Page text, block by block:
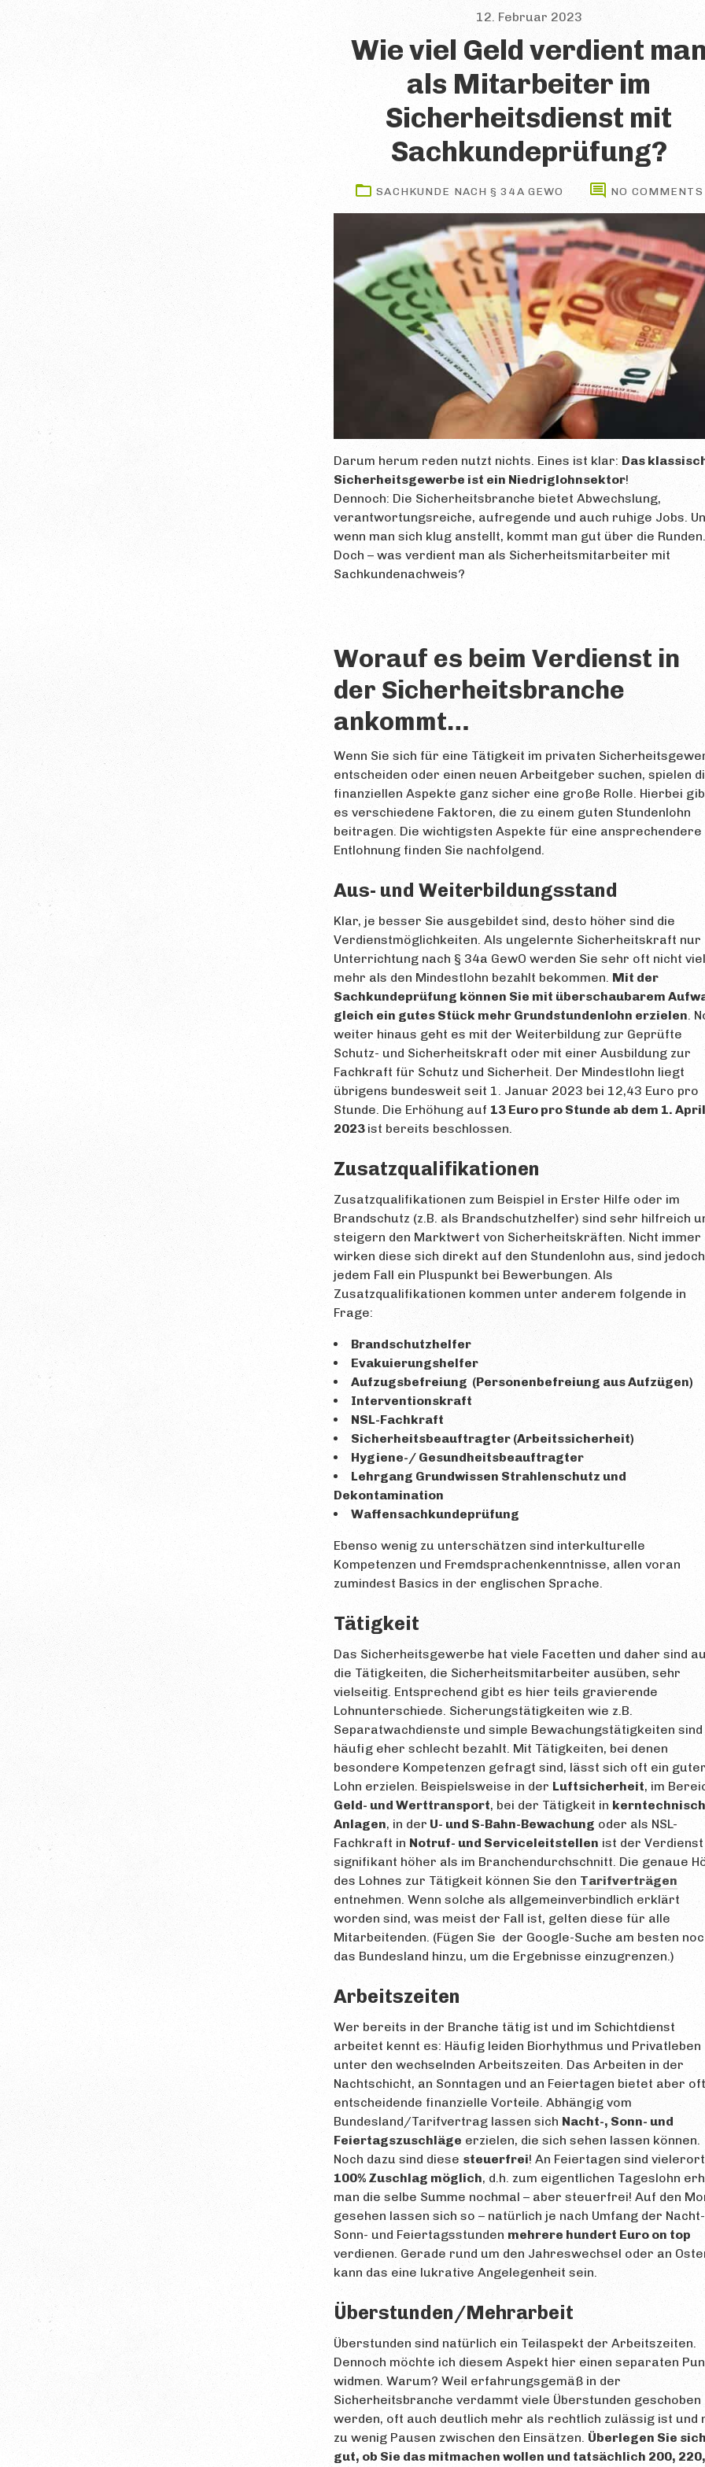
12. Februar 2023
Wie viel Geld verdient
als Mitarbeiter im
Sicherheitsdienst mit
Sachkundeprüfung?
SACHKUNDE NACH § 34A GEWO NO COMMENTS
Darum herum reden nutzt nichts. Eines ist klar: Das
Sicherheitsgewerbe ist ein Niedriglohnsektor!
Dennoch: Die Sicherheitsbranche bietet Abwechslung,
verantwortungsreiche, aufregende und auch ruhige Jobs.
wenn man sich klug anstellt, kommt man gut über die Runden.
Doch – was verdient man als Sicherheitsmitarbeiter mit
Sachkundenachweis?
Worauf es beim Verdienst in
der Sicherheitsbranche
ankommt…
Wenn Sie sich für eine Tätigkeit im privaten
entscheiden oder einen neuen Arbeitgeber suchen, spielen
finanziellen Aspekte ganz sicher eine große Rolle. Hierbei
es verschiedene Faktoren, die zu einem guten Stundenlohn
beitragen. Die wichtigsten Aspekte für eine ansprechendere
Entlohnung finden Sie nachfolgend.
Aus- und Weiterbildungsstand
Klar, je besser Sie ausgebildet sind, desto höher sind die
Verdienstmöglichkeiten. Als ungelernte Sicherheitskraft nur
Unterrichtung nach § 34a GewO werden Sie sehr oft nicht viel
mehr als den Mindestlohn bezahlt bekommen. Mit der
Sachkundeprüfung können Sie mit überschaubarem
gleich ein gutes Stück mehr Grundstundenlohn erzielen .
weiter hinaus geht es mit der Weiterbildung zur Geprüfte
Schutz- und Sicherheitskraft oder mit einer Ausbildung zur
Fachkraft für Schutz und Sicherheit. Der Mindestlohn liegt
übrigens bundesweit seit 1. Januar 2023 bei 12,43 Euro pro
Stunde. Die Erhöhung auf 13 Euro pro Stunde ab dem 1. April
2023 ist bereits beschlossen.
Zusatzqualifikationen
Zusatzqualifikationen zum Beispiel in Erster Hilfe oder im
Brandschutz (z.B. als Brandschutzhelfer) sind sehr hilfreich
steigern den Marktwert von Sicherheitskräften. Nicht immer
wirken diese sich direkt auf den Stundenlohn aus, sind
jedem Fall ein Pluspunkt bei Bewerbungen. Als
Zusatzqualifikationen kommen unter anderem folgende in
Frage:
Brandschutzhelfer
Evakuierungshelfer
Aufzugsbefreiung (Personenbefreiung aus Aufzügen)
Interventionskraft
NSL-Fachkraft
Sicherheitsbeauftragter (Arbeitssicherheit)
Hygiene-/ Gesundheitsbeauftragter
Lehrgang Grundwissen Strahlenschutz und
Dekontamination
Waffensachkundeprüfung
Ebenso wenig zu unterschätzen sind interkulturelle
Kompetenzen und Fremdsprachenkenntnisse, allen voran
zumindest Basics in der englischen Sprache.
Tätigkeit
Das Sicherheitsgewerbe hat viele Facetten und daher sind
die Tätigkeiten, die Sicherheitsmitarbeiter ausüben, sehr
vielseitig. Entsprechend gibt es hier teils gravierende
Lohnunterschiede. Sicherungstätigkeiten wie z.B.
Separatwachdienste und simple Bewachungstätigkeiten sind
häufig eher schlecht bezahlt. Mit Tätigkeiten, bei denen
besondere Kompetenzen gefragt sind, lässt sich oft ein
Lohn erzielen. Beispielsweise in der Luftsicherheit, im
Geld- und Werttransport, bei der Tätigkeit in
Anlagen, in der U- und S-Bahn-Bewachung oder als NSL-
Fachkraft in Notruf- und Serviceleitstellen ist der
signifikant höher als im Branchendurchschnitt. Die genaue
des Lohnes zur Tätigkeit können Sie den Tarifverträgen
entnehmen. Wenn solche als allgemeinverbindlich erklärt
worden sind, was meist der Fall ist, gelten diese für alle
Mitarbeitenden. (Fügen Sie der Google-Suche am besten
das Bundesland hinzu, um die Ergebnisse einzugrenzen.)
Arbeitszeiten
Wer bereits in der Branche tätig ist und im Schichtdienst
arbeitet kennt es: Häufig leiden Biorhythmus und Privatleben
unter den wechselnden Arbeitszeiten. Das Arbeiten in der
Nachtschicht, an Sonntagen und an Feiertagen bietet aber oft
entscheidende finanzielle Vorteile. Abhängig vom
Bundesland/Tarifvertrag lassen sich Nacht-, Sonn- und
Feiertagszuschläge erzielen, die sich sehen lassen können.
Noch dazu sind diese steuerfrei! An Feiertagen sind
100% Zuschlag möglich, d.h. zum eigentlichen Tageslohn
man die selbe Summe nochmal – aber steuerfrei! Auf den
gesehen lassen sich so – natürlich je nach Umfang der
Sonn- und Feiertagsstunden mehrere hundert Euro on top
verdienen. Gerade rund um den Jahreswechsel oder an
kann das eine lukrative Angelegenheit sein.
Überstunden/Mehrarbeit
Überstunden sind natürlich ein Teilaspekt der Arbeitszeiten.
Dennoch möchte ich diesem Aspekt hier einen separaten
widmen. Warum? Weil erfahrungsgemäß in der
Sicherheitsbranche verdammt viele Überstunden geschoben
werden, oft auch deutlich mehr als rechtlich zulässig ist und
zu wenig Pausen zwischen den Einsätzen. Überlegen Sie
gut, ob Sie das mitmachen wollen und tatsächlich 200, 220,